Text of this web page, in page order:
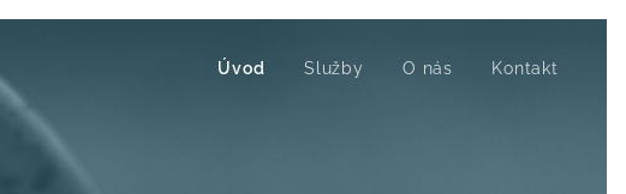
Úvod Služby O nás Kontakt